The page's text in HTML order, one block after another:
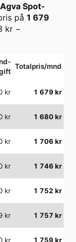
Agva Spot-
på 1 679
kr −
Totalpris/mnd
kr 1 679 kr
kr 1 680kr
kr 1 706 kr
kr 1 746 kr
kr 1 752 kr
kr 1 757 kr
kr 1 759 kr